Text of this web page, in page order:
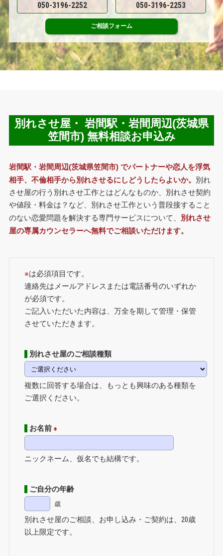
050-3196-2252 050-3196-2253
ご相談フォーム
別れさせ屋・ 岩間駅・岩間周辺(茨城県
笠間市) 無料相談お申込み
岩間駅・岩間周辺(茨城県笠間市) でパートナーや恋人を浮気
相手、不倫相手から別れさせるにしどうしたらよいか。 別れ
させ屋の行う別れさせ工作とはどんなものか、別れさせ契約
や値段・料金は？など、別れさせ工作という普段接すること
のない恋愛問題を解決する専門サービスについて、 別れさせ
屋の専属カウンセラーへ無料でご相談いただけます。
※は必須項目です。
連絡先はメールアドレスまたは電話番号のいずれか
が必須です。
ご記入いただいた内容は、万全を期して管理・保管
させていただきます。
別れさせ屋のご相談種類
複数に回答する場合は、もっとも興味のある種類を
ご選択ください。
お名前 ※
ニックネーム、仮名でも結構です。
ご自分の年齢
歳
別れさせ屋のご相談、お申し込み・ご契約は、20歳
以上限定です。